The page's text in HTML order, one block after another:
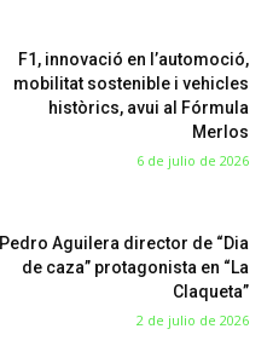
F1, innovació en l’automoció,
mobilitat sostenible i vehicles
històrics, avui al Fórmula
Merlos
6 de julio de 2026
Pedro Aguilera director de “Dia
de caza” protagonista en “La
Claqueta”
2 de julio de 2026